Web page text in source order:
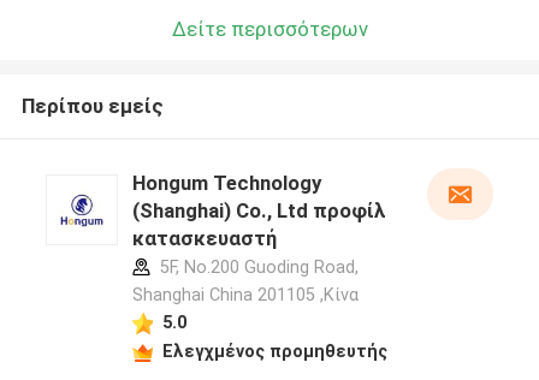
Δείτε περισσότερων
Περίπου εμείς
Hongum Technology
(Shanghai) Co., Ltd προφίλ
κατασκευαστή
5F, No.200 Guoding Road,
Shanghai China 201105 ,Κίνα
5.0
Ελεγχμένος προμηθευτής